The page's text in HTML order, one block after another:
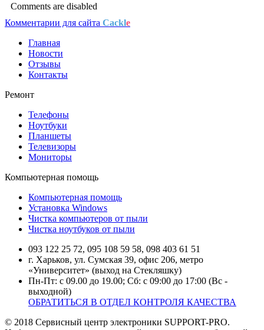
Comments are disabled
Комментарии для сайта Cackle
Главная
Новости
Отзывы
Контакты
Ремонт
Телефоны
Ноутбуки
Планшеты
Телевизоры
Мониторы
Компьютерная помощь
Компьютерная помощь
Установка Windows
Чистка компьютеров от пыли
Чистка ноутбуков от пыли
093 122 25 72, 095 108 59 58, 098 403 61 51
г. Харьков, ул. Сумская 39, офис 206, метро
«Университет» (выход на Стекляшку)
Пн-Пт: с 09.00 до 19.00; Сб: с 09:00 до 17:00 (Вс -
выходной)
ОБРАТИТЬСЯ В ОТДЕЛ КОНТРОЛЯ КАЧЕСТВА
© 2018 Сервисный центр электроники SUPPORT-PRO.